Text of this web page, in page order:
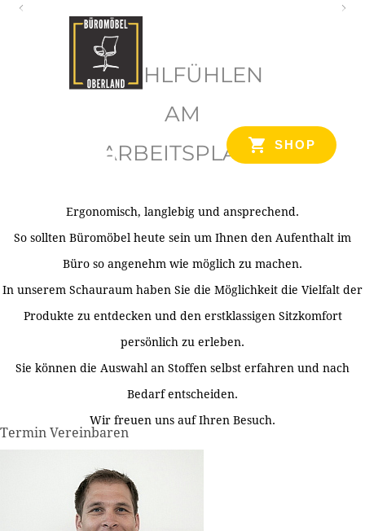
SHOP
WOHLFÜHLEN
AM
ARBEITSPLATZ
Ergonomisch, langlebig und ansprechend.
So sollten Büromöbel heute sein um Ihnen den Aufenthalt im
Büro so angenehm wie möglich zu machen.
In unserem Schauraum haben Sie die Möglichkeit die Vielfalt der
Produkte zu entdecken und den erstklassigen Sitzkomfort
persönlich zu erleben.
Sie können die Auswahl an Stoffen selbst erfahren und nach
Bedarf entscheiden.
Wir freuen uns auf Ihren Besuch.
Termin Vereinbaren